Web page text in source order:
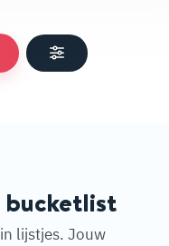
bucketlist
lijstjes. Jouw